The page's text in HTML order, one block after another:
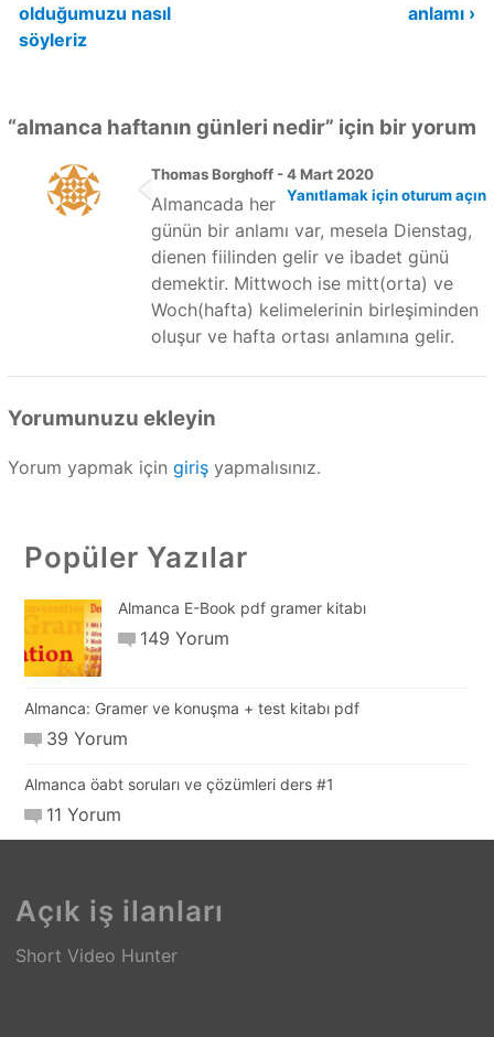
gezinmesi
olduğumuzu nasıl
söyleriz
anlamı ›
“almanca haftanın günleri nedir” için bir yorum
Thomas Borghoff - 4 Mart 2020
Yanıtlamak için oturum açın
Almancada her
günün bir anlamı var, mesela Dienstag,
dienen fiilinden gelir ve ibadet günü
demektir. Mittwoch ise mitt(orta) ve
Woch(hafta) kelimelerinin birleşiminden
oluşur ve hafta ortası anlamına gelir.
Yorumunuzu ekleyin
Yorum yapmak için girişyapmalısınız.
Popüler Yazılar
Almanca E-Book pdf gramer kitabı
149 Yorum
Almanca: Gramer ve konuşma + test kitabı pdf
39 Yorum
Almanca öabt soruları ve çözümleri ders #1
11 Yorum
Açık iş ilanları
Short Video Hunter